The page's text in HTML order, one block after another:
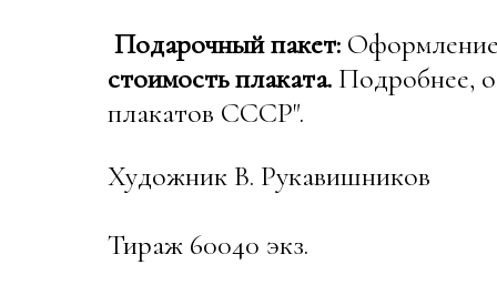
Подарочный пакет: Оформление
стоимость плаката. Подробнее,
плакатов СССР".
Художник В. Рукавишников
Тираж 60040 экз.